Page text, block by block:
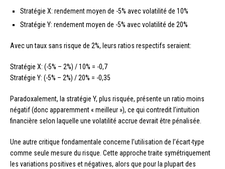
Stratégie X: rendement moyen de -5% avec volatilité de 10%
Stratégie Y: rendement moyen de -5% avec volatilité de 20%
Avec un taux sans risque de 2%, leurs ratios respectifs seraient:
Stratégie X: (-5% – 2%) / 10% = -0,7
Stratégie Y: (-5% – 2%) / 20% = -0,35
Paradoxalement, la stratégie Y, plus risquée, présente un ratio moins
négatif (donc apparemment « meilleur »), ce qui contredit l’intuition
financière selon laquelle une volatilité accrue devrait être pénalisée.
Une autre critique fondamentale concerne l’utilisation de l’écart-type
comme seule mesure du risque. Cette approche traite symétriquement
les variations positives et négatives, alors que pour la plupart des